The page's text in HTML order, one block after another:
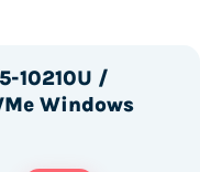
10210U /
Windows